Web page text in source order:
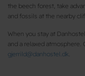
the beech forest, take
and fossils at the nearby
When you stay at
and a relaxed atmosphere.
gjerrild@danhostel.dk